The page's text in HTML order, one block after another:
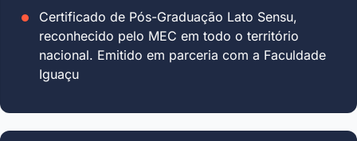
Certificado de Pós-Graduação Lato Sensu,
reconhecido pelo MEC em todo o território
nacional. Emitido em parceria com a Faculdade
Iguaçu